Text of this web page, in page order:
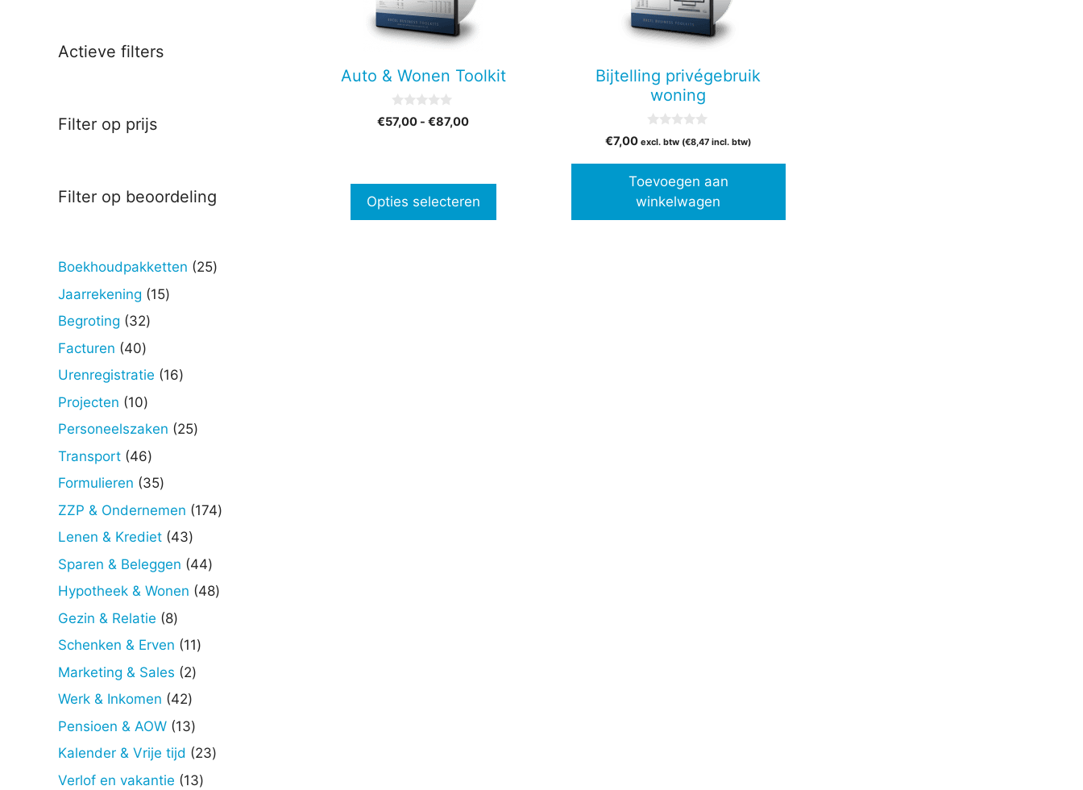
Auto & Wonen Toolkit
0
v
€57,00 - €87,00Prijsklasse:
Opties selecteren
worden
Bijtelling privégebruik
woning
v
5
€7,00 excl. btw (€8,47 incl. btw)
Toevoegen aan
winkelwagen
Actieve filters
Filter op prijs
Filter op beoordeling
Boekhoudpakketten 2525
Jaarrekening 1515
Begroting 3232
Facturen 4040
producten
Urenregistratie 1616
Projecten 1010
producten
Personeelszaken 2525
Transport 4646
producten
Formulieren 3535
producten
ZZP & Ondernemen 174174
Lenen & Krediet 4343
producten
Sparen & Beleggen 4444
producten
Hypotheek & Wonen 4848
Gezin & Relatie 88
producten
Schenken & Erven 1111
Marketing & Sales 22
Werk & Inkomen 4242
producten
Pensioen & AOW 1313
producten
Kalender & Vrije tijd 2323
Verlof en vakantie 1313